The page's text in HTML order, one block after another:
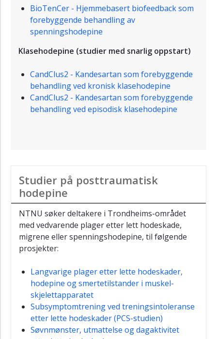
BioTenCer - Hjemmebasert biofeedback som
forebyggende behandling av
spenningshodepine
Klasehodepine (studier med snarlig oppstart)
CandClus2 - Kandesartan som forebyggende
behandling ved kronisk klasehodepine
CandClus2 - Kandesartan som forebyggende
behandling ved episodisk klasehodepine
Studier på posttraumatisk
hodepine
NTNU søker deltakere i Trondheims-området
med vedvarende plager etter lett hodeskade,
migrene eller spenningshodepine, til følgende
prosjekter:
Langvarige plager etter lette hodeskader,
hodepine og smertetilstander i muskel-
skjelettapparatet
Subsymptomtrening ved treningsintoleranse
etter lette hodeskader (PCS-studien)
Søvnmønster, utmattelse og dagaktivitet